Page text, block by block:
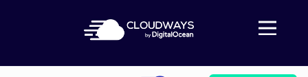
Abre a navegação